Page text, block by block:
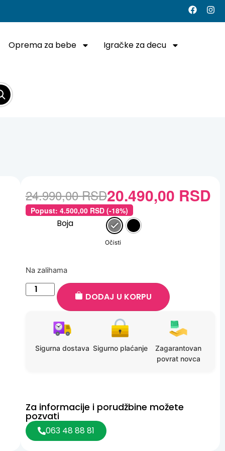
Oprema za bebe Igračke za decu
24.990,00RSD20.490,00 RSD
Popust: 4.500,00 RSD (-18%)
Boja
Očisti
Na zalihama
DODAJ U KORPU
Sigurna dostava Sigurno plaćanje
Zagarantovan
povrat novca
Za informacije i porudžbine možete
pozvati
063 48 88 81